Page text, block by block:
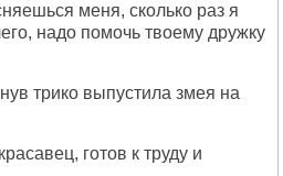
меня, сколько раз я
надо помочь твоему дружку
трико выпустила змея на
готов к труду и